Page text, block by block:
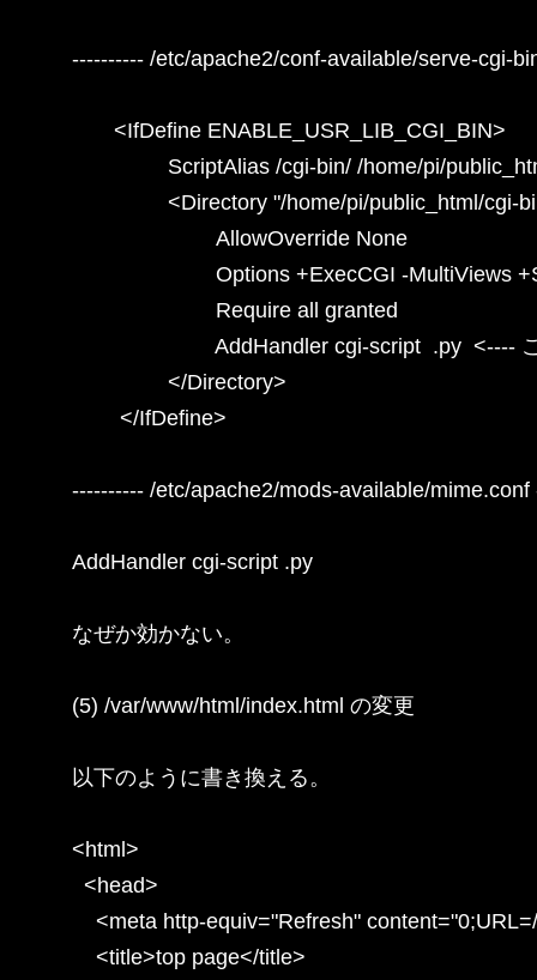
---------- /etc/apache2/conf-available/serve-cgi-
       <IfDefine ENABLE_USR_LIB_CGI_BIN>
ScriptAlias /cgi-bin/ /home/pi/
<Directory "/home/pi/public_html/cgi-
                        AllowOverride None
Options +ExecCGI -
                        Require all granted
AddHandler cgi-script
                </Directory>
        </IfDefine>
---------- /etc/apache2/mods-available/mime.conf
AddHandler cgi-script .py
なぜか効かない。
(5) /var/www/html/index.html の変更
以下のように書き換える。
<html>
  <head>
<meta http-equiv="Refresh"
    <title>top page</title>